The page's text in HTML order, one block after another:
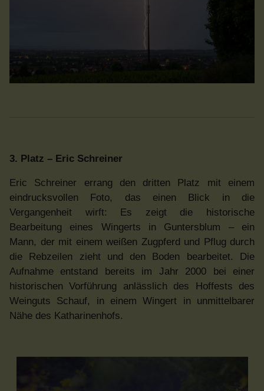
3. Platz – Eric Schreiner
Eric Schreiner errang den dritten Platz mit einem
eindrucksvollen Foto, das einen Blick in die
Vergangenheit wirft: Es zeigt die historische
Bearbeitung eines Wingerts in Guntersblum – ein
Mann, der mit einem weißen Zugpferd und Pflug durch
die Rebzeilen zieht und den Boden bearbeitet. Die
Aufnahme entstand bereits im Jahr 2000 bei einer
historischen Vorführung anlässlich des Hoffests des
Weinguts Schauf, in einem Wingert in unmittelbarer
Nähe des Katharinenhofs.